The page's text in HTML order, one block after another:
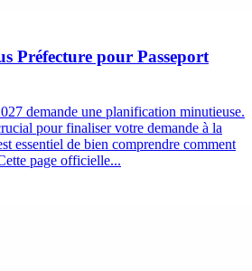
Préfecture pour Passeport
demande une planification minutieuse.
pour finaliser votre demande à la
essentiel de bien comprendre comment
page officielle...